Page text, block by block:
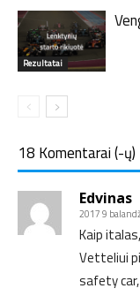
Rezultatai
18 Komentarai (-ų)
Edvinas
2017 9
Kaip
Vetteliui
safety